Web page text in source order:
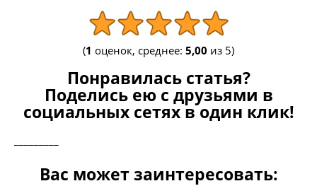
(1 оценок, среднее: 5,00 из 5)
Понравилась статья?
Поделись ею с друзьями в
социальных сетях в один клик!
Вас может заинтересовать: